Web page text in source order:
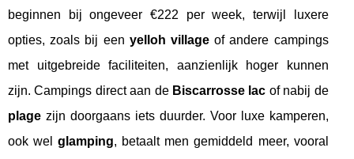
beginnen bij ongeveer €222 per week, terwijl luxere
opties, zoals bij een yelloh village of andere campings
met uitgebreide faciliteiten, aanzienlijk hoger kunnen
zijn. Campings direct aan de Biscarrosse lac of nabij de
plage zijn doorgaans iets duurder. Voor luxe kamperen,
ook welglamping, betaalt men gemiddeld meer, vooral